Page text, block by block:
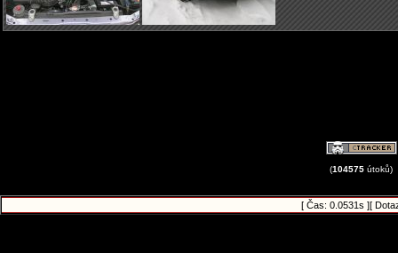
(104575 útoků)
[ Čas: 0.0531s ][